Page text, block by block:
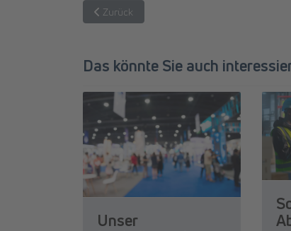
Vorheriger Beitrag: Yvonne bringt Kinder zum
Zurück
Das könnte Sie auch
Unser